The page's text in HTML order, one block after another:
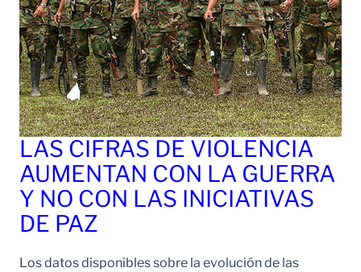
LAS CIFRAS DE VIOLENCIA
AUMENTAN CON LA GUERRA
Y NO CON LAS INICIATIVAS
DE PAZ
Los datos disponibles sobre la evolución de las